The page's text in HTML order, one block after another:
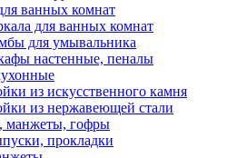
ванных комнат
для ванных комнат
для умывальника
настенные, пеналы
из искусственного камня
из нержавеющей стали
манжеты, гофры
прокладки